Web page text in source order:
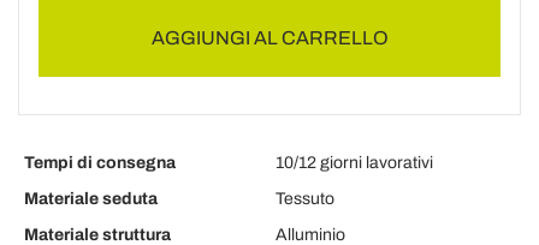
AGGIUNGI AL CARRELLO
Tempi di consegna
10/12 giorni lavorativi
Materiale seduta
Tessuto
Materiale struttura
Alluminio